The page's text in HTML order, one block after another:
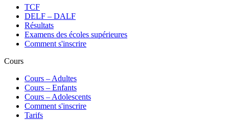
TCF
DELF – DALF
Résultats
Examens des écoles supérieures
Comment s'inscrire
Cours
Сours – Adultes
Cours – Enfants
Cours – Adolescents
Comment s'inscrire
Tarifs